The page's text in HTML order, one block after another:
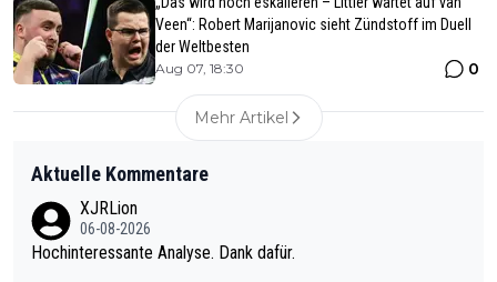
Veen“: Robert Marijanovic sieht Zündstoff im Duell
der Weltbesten
Aug 07, 18:30 0
Mehr Artikel
Aktuelle Kommentare
XJRLion
06-08-2026
Hochinteressante Analyse. Dank dafür.